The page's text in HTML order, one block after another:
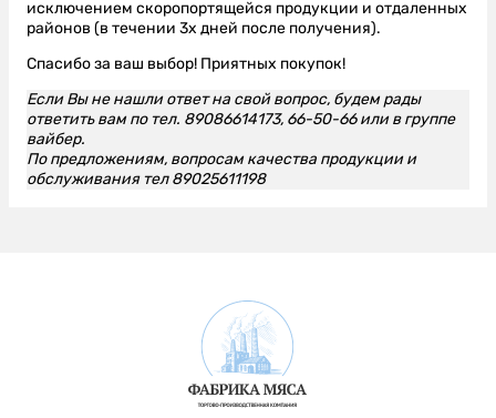
исключением скоропортящейся продукции и отдаленных
районов (в течении 3х дней после получения).
Спасибо за ваш выбор! Приятных покупок!
Если Вы не нашли ответ на свой вопрос, будем рады
ответить вам по тел. 89086614173, 66-50-66 или в группе
вайбер.
По предложениям, вопросам качества продукции и
обслуживания тел 89025611198